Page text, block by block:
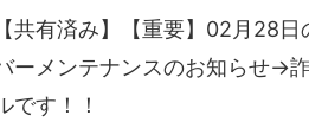
【共有済み】【重要】02月28日
ーメンテナンスのお知らせ→
です！！